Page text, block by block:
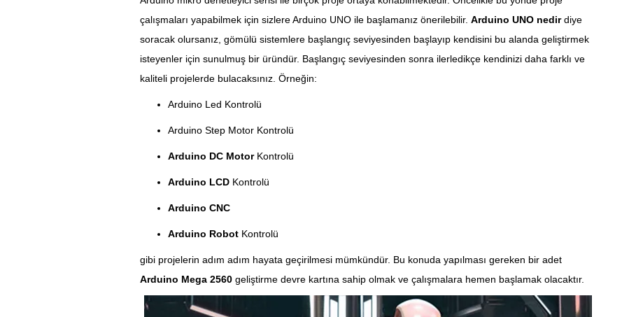
çalışmaları yapabilmek için sizlere Arduino UNO ile başlamanız önerilebilir. Arduino UNO nedirdiye
soracak olursanız, gömülü sistemlere başlangıç seviyesinden başlayıp kendisini bu alanda geliştirmek
isteyenler için sunulmuş bir üründür. Başlangıç seviyesinden sonra ilerledikçe kendinizi daha farklı ve
kaliteli projelerde bulacaksınız. Örneğin:
Arduino Led Kontrolü
Arduino Step Motor Kontrolü
Arduino DC MotorKontrolü
Arduino LCDKontrolü
Arduino CNC
Arduino RobotKontrolü
gibi projelerin adım adım hayata geçirilmesi mümkündür. Bu konuda yapılması gereken bir adet
Arduino Mega 2560geliştirme devre kartına sahip olmak ve çalışmalara hemen başlamak olacaktır.